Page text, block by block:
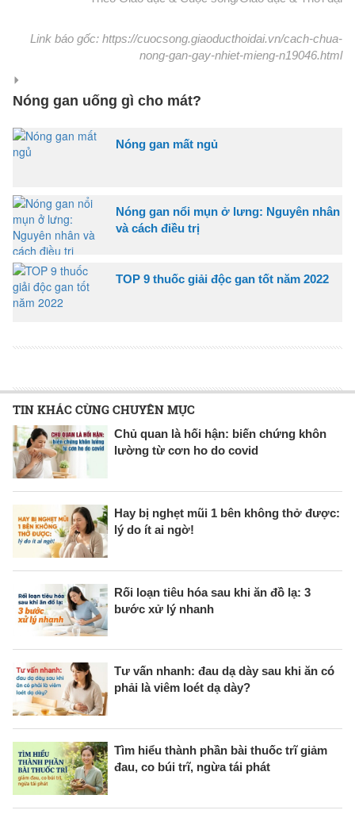
Link báo gốc: https://cuocsong.giaoducthoidai.vn/cach-chua-
nong-gan-gay-nhiet-mieng-n19046.html
Nóng gan uống gì cho mát?
Nóng gan mất ngủ
Nóng gan nổi mụn ở lưng: Nguyên nhân
và cách điều trị
TOP 9 thuốc giải độc gan tốt năm 2022
TIN KHÁC CÙNG CHUYÊN MỤC
Chủ quan là hối hận: biến chứng khôn
lường từ cơn ho do covid
Hay bị nghẹt mũi 1 bên không thở được:
lý do ít ai ngờ!
Rối loạn tiêu hóa sau khi ăn đồ lạ: 3
bước xử lý nhanh
Tư vấn nhanh: đau dạ dày sau khi ăn có
phải là viêm loét dạ dày?
Tìm hiểu thành phần bài thuốc trĩ giảm
đau, co búi trĩ, ngừa tái phát